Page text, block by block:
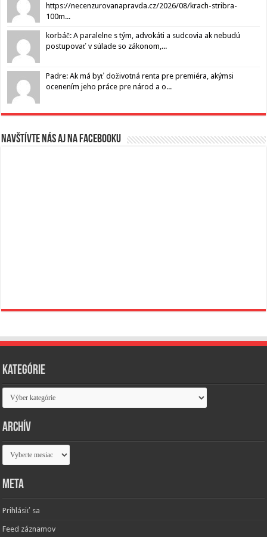
https://necenzurovanapravda.cz/2026/08/krach-stribra-
100m...
korbáč: A paralelne s tým, advokáti a sudcovia ak nebudú
postupovať v súlade so zákonom,...
Padre: Ak má byť doživotná renta pre premiéra, akýmsi
ocenením jeho práce pre národ a o...
Navštívte nás aj na Facebooku
Kategórie
Kategórie
Archív
Archív
Meta
Prihlásiť sa
Feed záznamov